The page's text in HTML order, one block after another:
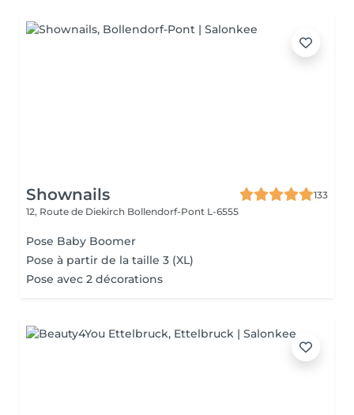
Shownails
133
12, Route de Diekirch Bollendorf-Pont L-6555
Pose Baby Boomer
Pose à partir de la taille 3 (XL)
Pose avec 2 décorations